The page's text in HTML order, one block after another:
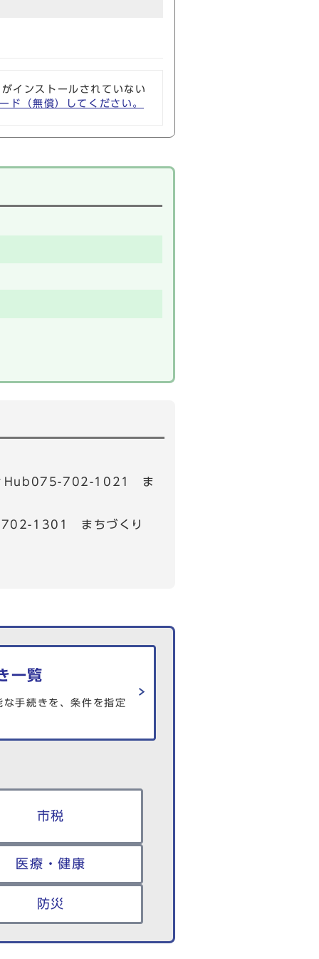
インストールされていない
（無償）してください。
ィHub075-702-1021 ま
702-1301 まちづくり
一覧
手続きを、条件を指定
市税
医療・健康
防災